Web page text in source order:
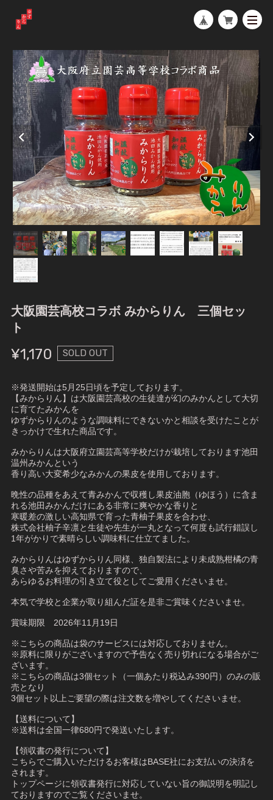
大阪園芸高校コラボ みからりん 三個セッ
ト
¥1,170 SOLD OUT
※発送開始は5月25日頃を予定しております。
【みからりん】は大阪園芸高校の生徒達が幻のみかんとして大切
に育てたみかんを
ゆずからりんのような調味料にできないかと相談を受けたことが
きっかけで生れた商品です。
みからりんは大阪府立園芸高等学校だけが栽培しております池田
温州みかんという
香り高い大変希少なみかんの果皮を使用しております。
晩性の品種をあえて青みかんで収穫し果皮油胞（ゆほう）に含ま
れる池田みかんだけにある非常に爽やかな香りと
寒暖差の激しい高知県で育った青柚子果皮を合わせ、
株式会社柚子辛凛と生徒や先生が一丸となって何度も試行錯誤し
1年がかりで素晴らしい調味料に仕立てました。
みからりんはゆずからりん同様、独自製法により未成熟柑橘の青
臭さや苦みを抑えておりますので、
あらゆるお料理の引き立て役としてご愛用くださいませ。
本気で学校と企業が取り組んだ証を是非ご賞味くださいませ。
賞味期限 2026年11月19日
※こちらの商品は袋のサービスには対応しておりません。
※原料に限りがございますので予告なく売り切れになる場合がご
ざいます。
※こちらの商品は3個セット（一個あたり税込み390円）のみの販
売となり
3個セット以上ご要望の際は注文数を増やしてくださいませ。
【送料について】
※送料は全国一律680円で発送いたします。
【領収書の発行について】
こちらでご購入いただけるお客様はBASE社にお支払いの決済を
されます。
トップページに領収書発行に対応していない旨の御説明を明記し
ておりますのでご覧くださいませ。